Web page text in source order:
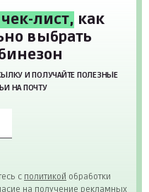
лист, как
выбрать
И ПОЛУЧАЙТЕ ПОЛЕЗНЫЕ
НА ПОЧТУ
с политикой обработки
на получение рекламных